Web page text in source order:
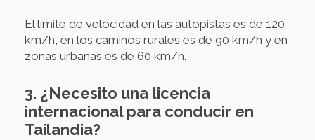
El límite de velocidad en las autopistas es de 120
km/h, en los caminos rurales es de 90 km/h y en
zonas urbanas es de 60 km/h.
3. ¿Necesito una licencia
internacional para conducir en
Tailandia?